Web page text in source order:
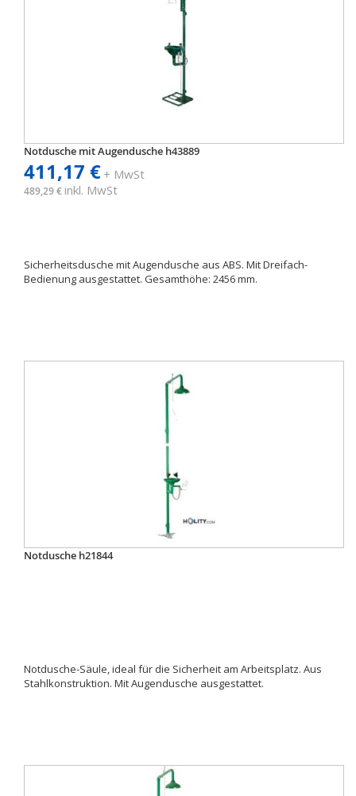
Notdusche mit Augendusche h43889
411,17 €+ MwSt
489,29 € inkl. MwSt
Sicherheitsdusche mit Augendusche aus ABS. Mit Dreifach-
Bedienung ausgestattet. Gesamthöhe: 2456 mm.
Notdusche h21844
Notdusche-Säule, ideal für die Sicherheit am Arbeitsplatz. Aus
Stahlkonstruktion. Mit Augendusche ausgestattet.